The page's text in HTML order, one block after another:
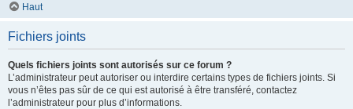
Haut
Fichiers joints
Quels fichiers joints sont autorisés sur ce forum ?
L’administrateur peut autoriser ou interdire certains types de fichiers joints. Si
vous n’êtes pas sûr de ce qui est autorisé à être transféré, contactez
l’administrateur pour plus d’informations.